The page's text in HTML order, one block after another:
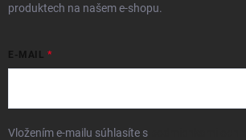
produktech na našem e-shopu.
E-MAIL
Vložením e-mailu súhlasíte s